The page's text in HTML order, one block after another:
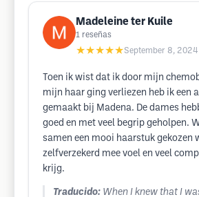
Madeleine ter Kuile
1 reseñas
★★★★★September 8, 2024
Toen ik wist dat ik door mijn
mijn haar ging verliezen heb ik een
gemaakt bij Madena. De dames
goed en met veel begrip geholpen.
samen een mooi haarstuk gekozen
zelfverzekerd mee voel en veel
krijg.
Traducido: When I knew that I